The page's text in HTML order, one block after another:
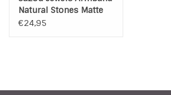
Natural Stones Matte
Jaspis
€24,95